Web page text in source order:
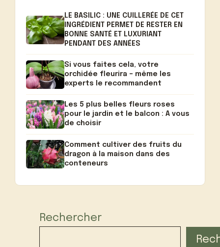
LE BASILIC : UNE CUILLERÉE DE CET
INGRÉDIENT PERMET DE RESTER EN
BONNE SANTÉ ET LUXURIANT
PENDANT DES ANNÉES
Si vous faites cela, votre
orchidée fleurira – même les
experts le recommandent
Les 5 plus belles fleurs roses
pour le jardin et le balcon : A vous
de choisir
Comment cultiver des fruits du
dragon à la maison dans des
conteneurs
Rechercher